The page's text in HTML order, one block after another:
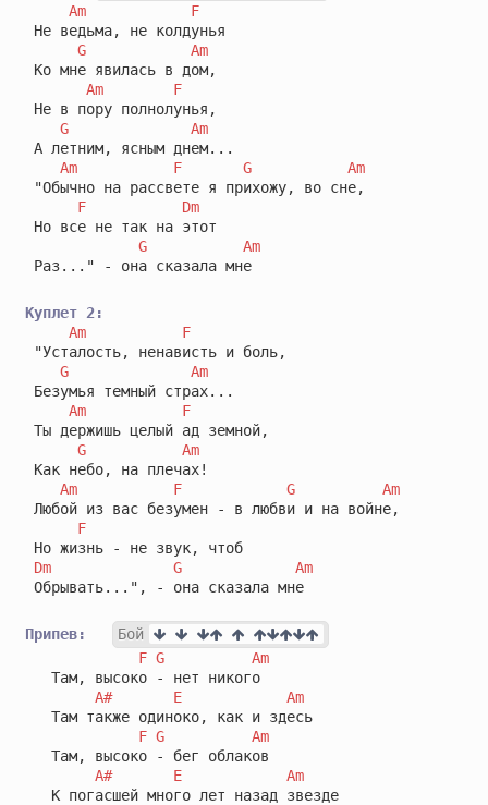
Am
F
Не ведьма, не колдунья
G
Am
Ко мне явилась в дом,
Am
F
Не в пору полнолунья,
G
Am
А летним, ясным днем...
Am
F G
Am
"Обычно на рассвете я прихожу, во сне,
F
Dm
Но все не так на этот
G
Am
Раз..." - она сказала мне
Куплет 2:
Am
F
"Усталость, ненависть и боль,
G
Am
Безумья темный страх...
Am
F
Ты держишь целый ад земной,
G
Am
Как небо, на плечах!
Am
F G
Am
Любой из вас безумен - в любви и на войне,
F
Но жизнь - не звук, чтоб
Dm
G
Am
Обрывать...", - она сказала мне
Припев:
Бой
F G
Am
   Там, высоко - нет никого
A#
E
Am
   Там также одиноко, как и здесь
F G
Am
   Там, высоко - бег облаков
A#
E
Am
   К погасшей много лет назад звезде